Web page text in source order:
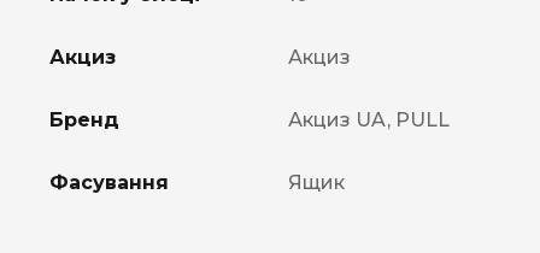
Акциз Акциз
Бренд Акциз UA, PULL
Фасування Ящик